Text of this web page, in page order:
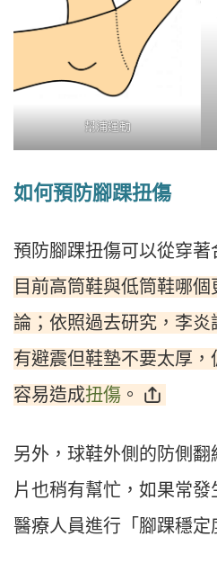
幫浦運動
如何預防腳踝扭傷
預防腳踝扭傷可以從穿著
目前高筒鞋與低筒鞋哪
論；依照過去研究，李
有避震但鞋墊不要太厚
容易造成扭傷 。
另外，球鞋外側的防側
片也稍有幫忙，如果常
醫療人員進行「腳踝穩定